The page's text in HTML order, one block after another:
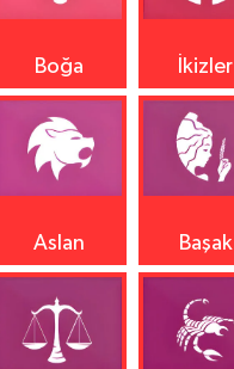
Boğa İkizler
Aslan Başak